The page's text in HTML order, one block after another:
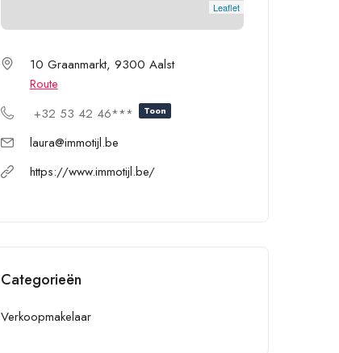
Leaflet
10 Graanmarkt, 9300 Aalst
Route
+32 53 42 46***
Toon
laura@immotijl.be
https://www.immotijl.be/
Categorieën
Verkoopmakelaar